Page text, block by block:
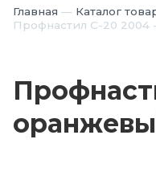
Каталог
а
й
Главная — Каталог
Профнастил С-20